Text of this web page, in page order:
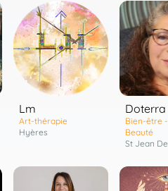
Lm
Art-thérapie
Hyères
Doterra
Bien-être
Beauté
St Jean